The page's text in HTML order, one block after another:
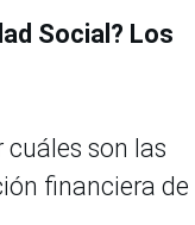
Social? Los
son las
financiera de